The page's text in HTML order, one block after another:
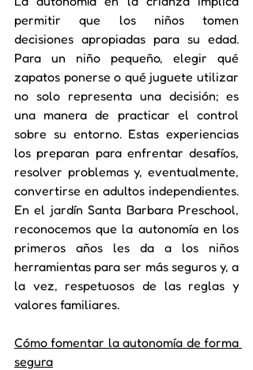
permitir que los niños tomen
decisiones apropiadas para su edad.
Para un niño pequeño, elegir qué
zapatos ponerse o qué juguete utilizar
no solo representa una decisión; es
una manera de practicar el control
sobre su entorno. Estas experiencias
los preparan para enfrentar desafíos,
resolver problemas y, eventualmente,
convertirse en adultos independientes.
En el jardín Santa Barbara Preschool,
reconocemos que la autonomía en los
primeros años les da a los niños
herramientas para ser más seguros y, a
la vez, respetuosos de las reglas y
valores familiares.
Cómo fomentar la autonomía de forma
segura